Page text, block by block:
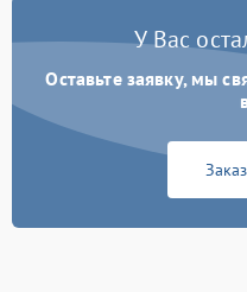
У Вас
Оставьте заявку, мы